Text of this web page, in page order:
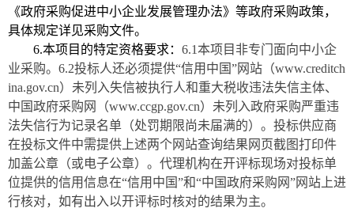
《政府采购促进中小企业发展管理办法》等政府采购政策，
具体规定详见采购文件。
6.本项目的特定资格要求： 6.1本项目非专门面向中小企
业采购。6.2投标人还必须提供“信用中国”网站（www.creditch
ina.gov.cn）未列入失信被执行人和重大税收违法失信主体、
中国政府采购网（www.ccgp.gov.cn）未列入政府采购严重违
法失信行为记录名单（处罚期限尚未届满的）。投标供应商
在投标文件中需提供上述两个网站查询结果网页截图打印件
加盖公章（或电子公章）。代理机构在开评标现场对投标单
位提供的信用信息在“信用中国”和“中国政府采购网”网站上进
行核对，如有出入以开评标时核对的结果为主。